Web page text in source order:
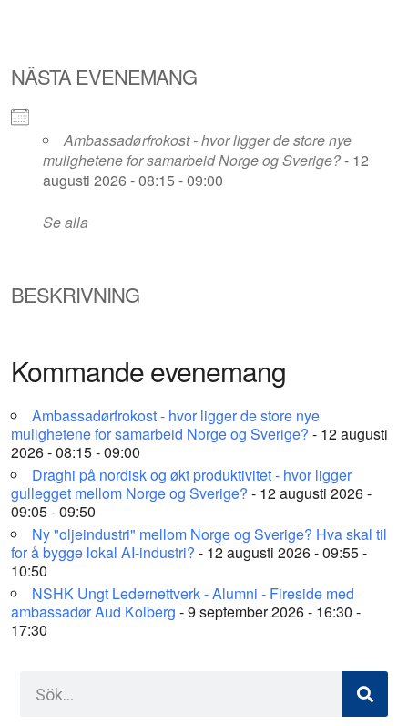
NÄSTA EVENEMANG
Ambassadørfrokost - hvor ligger de store nye
mulighetene for samarbeid Norge og Sverige?- 12
augusti 2026 - 08:15 - 09:00
Se alla
BESKRIVNING
Kommande evenemang
Ambassadørfrokost - hvor ligger de store nye
mulighetene for samarbeid Norge og Sverige? - 12 augusti
2026 - 08:15 - 09:00
Draghi på nordisk og økt produktivitet - hvor ligger
gullegget mellom Norge og Sverige? - 12 augusti 2026 -
09:05 - 09:50
Ny "oljeindustri" mellom Norge og Sverige? Hva skal til
for å bygge lokal AI-industri? - 12 augusti 2026 - 09:55 -
10:50
NSHK Ungt Ledernettverk - Alumni - Fireside med
ambassadør Aud Kolberg - 9 september 2026 - 16:30 -
17:30